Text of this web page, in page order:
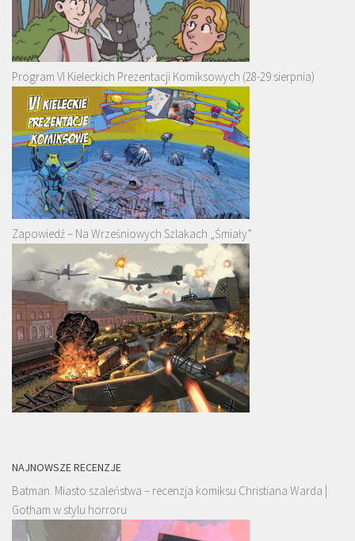
Program VI Kieleckich Prezentacji Komiksowych (28-29 sierpnia)
Zapowiedź – Na Wrześniowych Szlakach „Śmiały”
NAJNOWSZE RECENZJE
Batman. Miasto szaleństwa – recenzja komiksu Christiana Warda |
Gotham w stylu horroru